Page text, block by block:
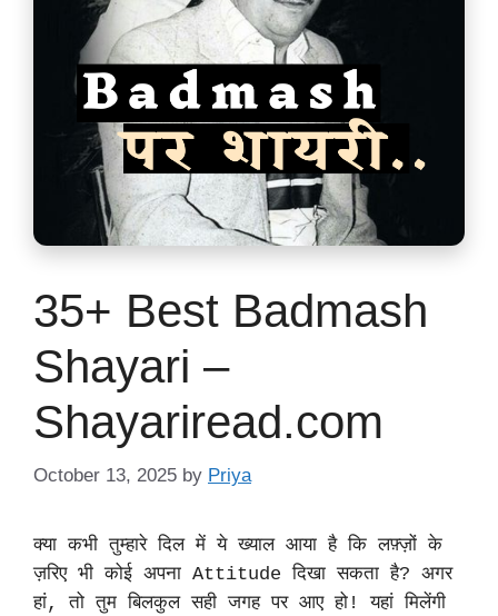
35+ Best Badmash
Shayari –
Shayariread.com
October 13, 2025 by Priya
क्या कभी तुम्हारे दिल में ये ख्याल आया है कि लफ़्ज़ों के
ज़रिए भी कोई अपना Attitude दिखा सकता है? अगर
हां, तो तुम बिलकुल सही जगह पर आए हो! यहां मिलेंगी